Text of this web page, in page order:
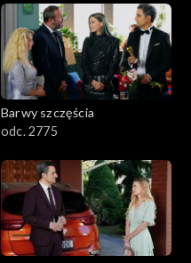
Barwy szczęścia
odc. 2775